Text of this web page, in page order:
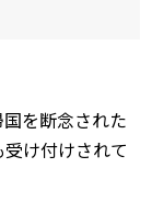
を断念された
け付けされて